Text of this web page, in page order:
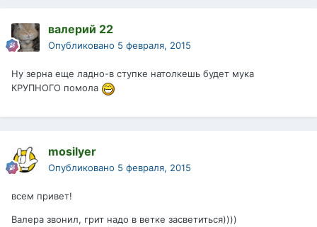
валерий 22
Опубликовано 5 февраля, 2015
Ну зерна еще ладно-в ступке натолкешь будет мука
КРУПНОГО помола
mosilyer
Опубликовано 5 февраля, 2015
всем привет!
Валера звонил, грит надо в ветке засветиться))))